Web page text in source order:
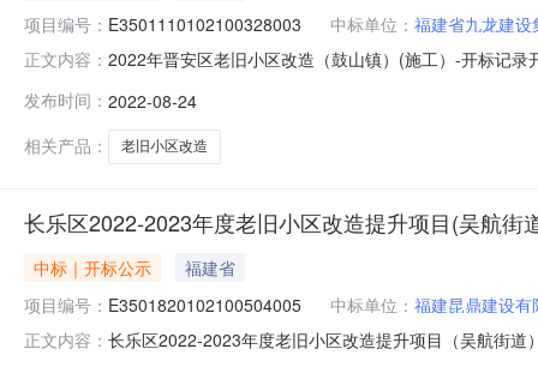
项目编号： E3501110102100328003 中标单位： 福建省九龙建
正文内容： 2022年晋安区老旧小区改造（鼓山镇）(施工）-开标记
老旧小区改造（鼓山镇）(施工）标段施工开标记录表开
发布时间： 2022-08-24
相关产品：
老旧小区改造
长乐区2022-2023年度老旧小区改造提升项目(吴航街
中标｜开标公示
福建省
项目编号： E3501820102100504005 中标单位： 福建昆鼎建设有
正文内容： 长乐区2022-2023年度老旧小区改造提升项目（吴航街